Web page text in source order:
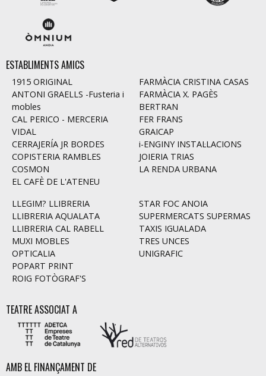
ESTABLIMENTS AMICS
1915 ORIGINAL
ANTONI GRAELLS -Fusteria i
mobles
CAL PERICO - MERCERIA
VIDAL
CERRAJERÍA JR BORDES
COPISTERIA RAMBLES
COSMON
EL CAFÈ DE L'ATENEU
FARMÀCIA CRISTINA CASAS
FARMÀCIA X. PAGÈS
BERTRAN
FER FRANS
GRAICAP
i-ENGINY INSTAL·LACIONS
JOIERIA TRIAS
LA RENDA URBANA
LLEGIM? LLIBRERIA
LLIBRERIA AQUALATA
LLIBRERIA CAL RABELL
MUXI MOBLES
OPTICALIA
POPART PRINT
ROIG FOTÒGRAF'S
STAR FOC ANOIA
SUPERMERCATS SUPERMAS
TAXIS IGUALADA
TRES UNCES
UNIGRAFIC
TEATRE ASSOCIAT A
AMB EL FINANÇAMENT DE